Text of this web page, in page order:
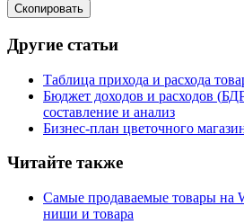
Cкопировать
Другие статьи
Таблица прихода и расхода
Бюджет доходов и расходов (
составление и анализ
Бизнес-план цветочного
Читайте также
Самые продаваемые товары на
ниши и товара